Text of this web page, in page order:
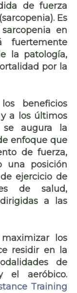
de fuerza
Es
en
fuertemente
la patología,
por la
beneficios
a los últimos
se augura la
enfoque que
de fuerza,
una posición
ejercicio de
de salud,
a las
los
residir en la
de
el aeróbico.
Training